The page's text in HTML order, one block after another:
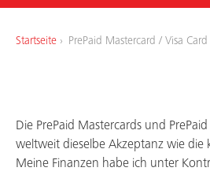
Startseite PrePaid Mastercard / Visa Card
Die PrePaid Mastercards und
weltweit dieselbe Akzeptanz wie die
Meine Finanzen habe ich unter